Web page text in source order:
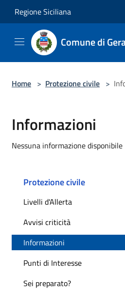
Regione Siciliana
Comune di
Home > Protezione civile >
Informazioni
Nessuna informazione disponibile
Protezione civile
Livelli d'Allerta
Avvisi criticità
Informazioni
Punti di Interesse
Sei preparato?